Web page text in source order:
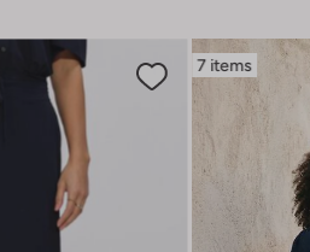
7 items